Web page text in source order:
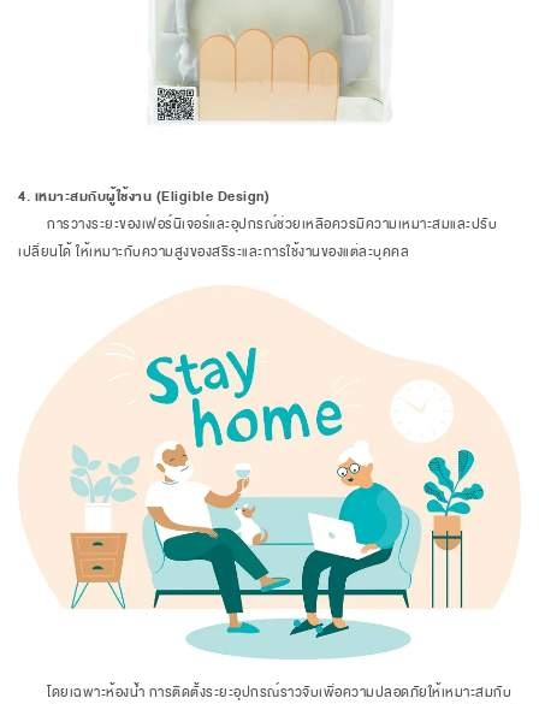
4. เหมาะสมกับผู้ใช้งาน (Eligible Design)
การวางระยะของเฟอร์นิเจอร์และอุปกรณ์ช่วยเหลือควรมีความเหมาะสมและปรับ
เปลี่ยนได้ ให้เหมาะกับความสูงของสรีระและการใช้งานของแต่ละบุคคล
โดยเฉพาะห้องน้ำ การติดตั้งระยะอุปกรณ์ราวจับเพื่อความปลอดภัยให้เหมาะสมกับ